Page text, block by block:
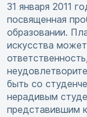
31 января 2011
посвященная
образовании.
искусства
быть со
нерадивым
представившим